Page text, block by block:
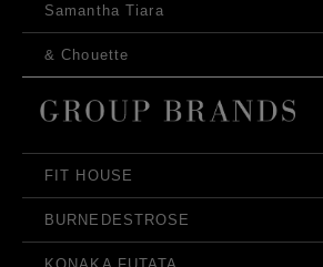
Samantha Tiara
& Chouette
FIT HOUSE
BURNEDESTROSE